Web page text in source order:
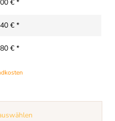
€ *
€ *
€ *